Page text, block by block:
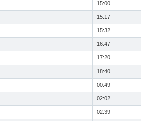
15:00
15:17
15:32
16:47
17:20
18:40
00:49
02:02
02:39